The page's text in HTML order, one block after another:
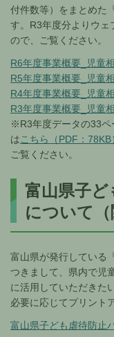
付件数等）をまとめた
す。R3年度分よりウェ
ので、ご覧ください。
R6年度事業概要_児童
R5年度事業概要_児童
R4年度事業概要_児童
R3年度事業概要_児童
※R3年度データの33ペ
は こちら（PDF：78KB
ご覧ください。
富山県子
について（
富山県が発行している
つきまして、県内で児
に活用していただきた
必要に応じてプリント
富山県子ども虐待防止